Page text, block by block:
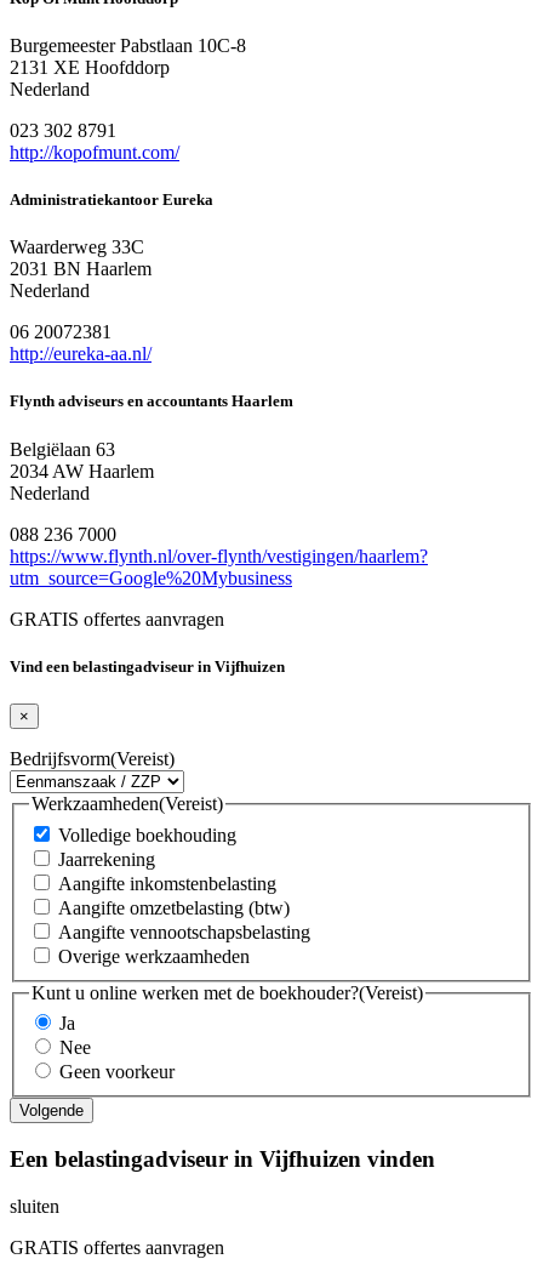
Burgemeester Pabstlaan 10C-8
2131 XE Hoofddorp
Nederland
023 302 8791
http://kopofmunt.com/
Administratiekantoor Eureka
Waarderweg 33C
2031 BN Haarlem
Nederland
06 20072381
http://eureka-aa.nl/
Flynth adviseurs en accountants Haarlem
Belgiëlaan 63
2034 AW Haarlem
Nederland
088 236 7000
https://www.flynth.nl/over-flynth/vestigingen/haarlem?
utm_source=Google%20Mybusiness
GRATIS offertes aanvragen
Vind een belastingadviseur in Vijfhuizen
×
Bedrijfsvorm(Vereist)
Werkzaamheden(Vereist)
Volledige boekhouding
Jaarrekening
Aangifte inkomstenbelasting
Aangifte omzetbelasting (btw)
Aangifte vennootschapsbelasting
Overige werkzaamheden
Kunt u online werken met de boekhouder?(Vereist)
Ja
Nee
Geen voorkeur
Een belastingadviseur in Vijfhuizen vinden
sluiten
GRATIS offertes aanvragen